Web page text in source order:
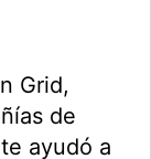
Grid,
de
ayudó a